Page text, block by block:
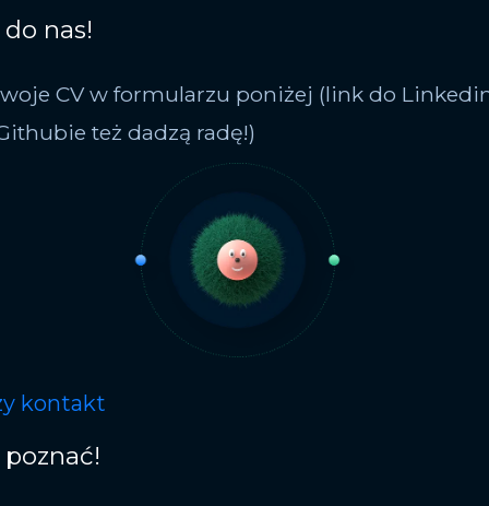
nas!
CV w formularzu poniżej (link do
też dadzą radę!)
kontakt